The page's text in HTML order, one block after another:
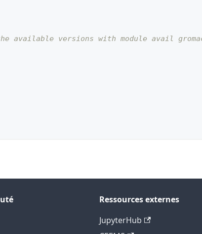
available versions with module avail
Ressources externes
JupyterHub